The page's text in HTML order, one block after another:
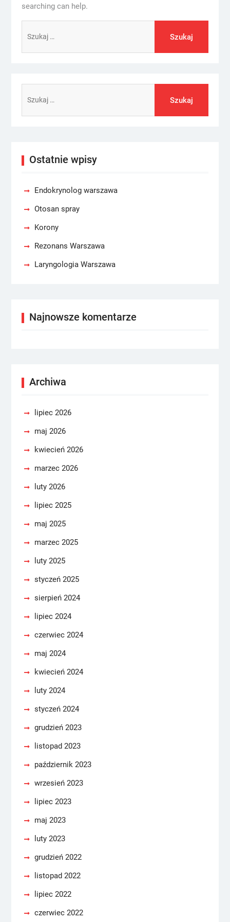
searching can help.
Ostatnie wpisy
Endokrynolog warszawa
Otosan spray
Korony
Rezonans Warszawa
Laryngologia Warszawa
Najnowsze komentarze
Archiwa
lipiec 2026
maj 2026
kwiecień 2026
marzec 2026
luty 2026
lipiec 2025
maj 2025
marzec 2025
luty 2025
styczeń 2025
sierpień 2024
lipiec 2024
czerwiec 2024
maj 2024
kwiecień 2024
luty 2024
styczeń 2024
grudzień 2023
listopad 2023
październik 2023
wrzesień 2023
lipiec 2023
maj 2023
luty 2023
grudzień 2022
listopad 2022
lipiec 2022
czerwiec 2022